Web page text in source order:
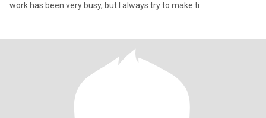
work has been very busy, but I always try to make ti